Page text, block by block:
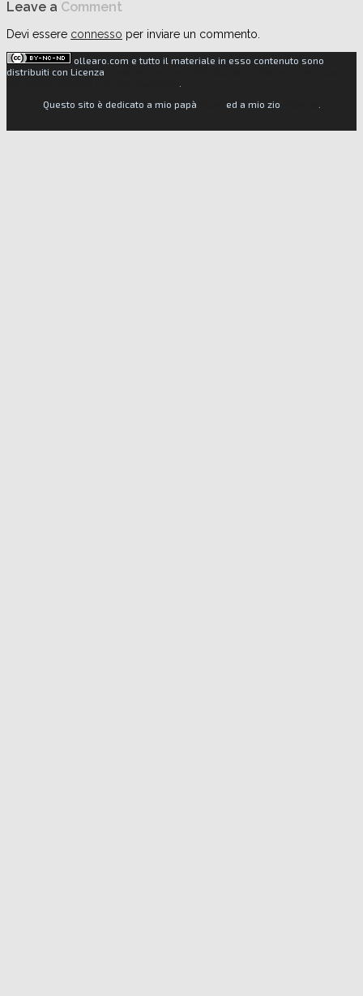
Leave a Comment
Devi essere connesso per inviare un commento.
ollearo.com e tutto il materiale in esso contenuto sono
distribuiti con Licenza
Questo sito è dedicato a mio papà
ed a mio zio